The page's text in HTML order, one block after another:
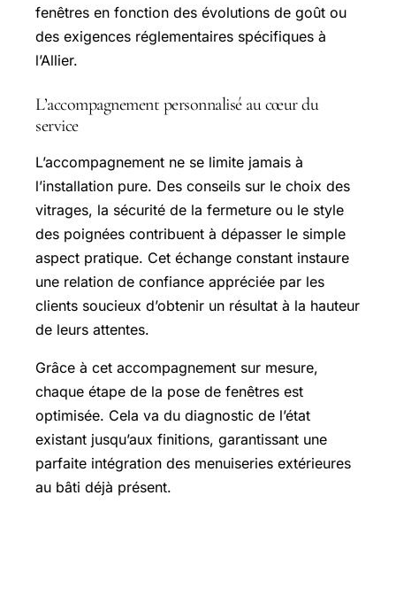
fenêtres en fonction des évolutions de goût ou
des exigences réglementaires spécifiques à
l’Allier.
L’accompagnement personnalisé au cœur du
service
L’accompagnement ne se limite jamais à
l’installation pure. Des conseils sur le choix des
vitrages, la sécurité de la fermeture ou le style
des poignées contribuent à dépasser le simple
aspect pratique. Cet échange constant instaure
une relation de confiance appréciée par les
clients soucieux d’obtenir un résultat à la hauteur
de leurs attentes.
Grâce à cet accompagnement sur mesure,
chaque étape de la pose de fenêtres est
optimisée. Cela va du diagnostic de l’état
existant jusqu’aux finitions, garantissant une
parfaite intégration des menuiseries extérieures
au bâti déjà présent.